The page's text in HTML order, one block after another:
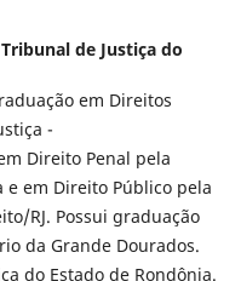
Tribunal de Justiça do
em Direitos
-
Direito Penal pela
e em Direito Público pela
RJ. Possui graduação
da Grande Dourados.
do Estado de Rondônia.